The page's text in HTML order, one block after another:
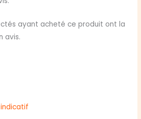
ayant acheté ce produit ont la
avis.